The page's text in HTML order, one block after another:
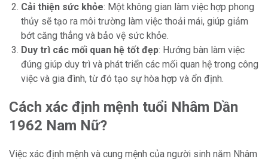
Cải thiện sức khỏe: Một không gian làm việc hợp phong
thủy sẽ tạo ra môi trường làm việc thoải mái, giúp giảm
bớt căng thẳng và bảo vệ sức khỏe.
Duy trì các mối quan hệ tốt đẹp: Hướng bàn làm việc
đúng giúp duy trì và phát triển các mối quan hệ trong công
việc và gia đình, từ đó tạo sự hòa hợp và ổn định.
Cách xác định mệnh tuổi Nhâm Dần
1962 Nam Nữ?
Việc xác định mệnh và cung mệnh của người sinh năm Nhâm